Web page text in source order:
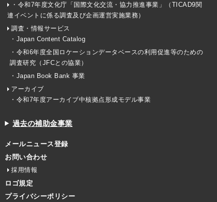
・令和7年度文化庁「国際文化交流・協力推進事業」（TICAD9関
連イベントに係る調査及び企画運営実施業務）
調査・情報サービス
・Japan Content Catalog
・令和6年度全国ロケーションデータベースの利用促進等のための
調査研究（JFCとの協業）
・Japan Book Bank 事業
アーカイブ
・令和7年度アーカイブ中核拠点形成モデル事業
過去の補助金事業
メールニュース登録
お問い合わせ
採用情報
ロゴ規定
プライバシーポリシー